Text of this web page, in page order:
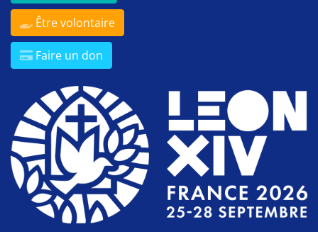
Être volontaire
Faire un don